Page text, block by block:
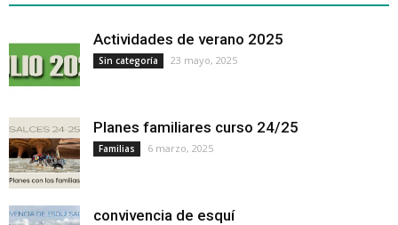
Actividades de verano 2025
Sin categoría 23 mayo, 2025
Planes familiares curso 24/25
Familias 6 marzo, 2025
convivencia de esquí